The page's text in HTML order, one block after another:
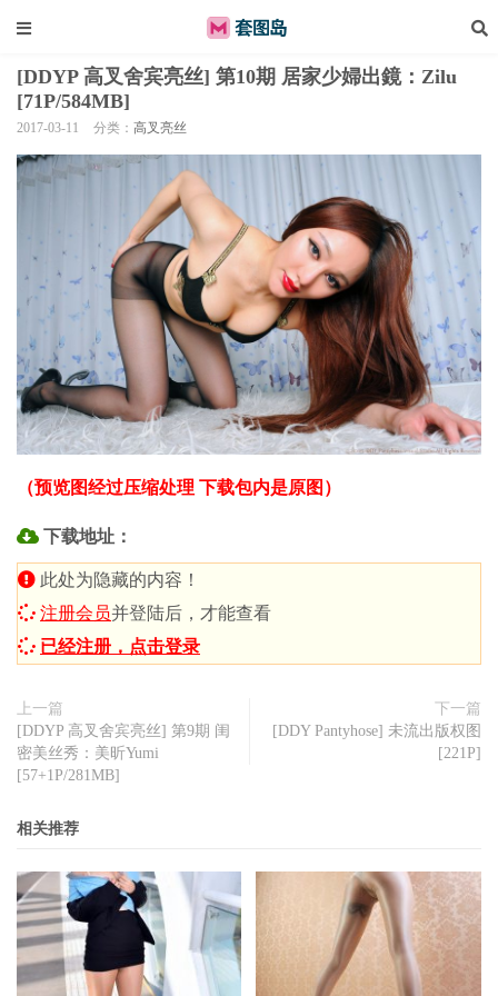
[DDYP 高叉舍宾亮丝] 第10期 居家少婦出鏡：Zilu
[71P/584MB]
2017-03-11 分类： 高叉亮丝
（预览图经过压缩处理 下载包内是原图）
下载地址：
此处为隐藏的内容！
注册会员并登陆后，才能查看
已经注册，点击登录
上一篇
[DDYP 高叉舍宾亮丝] 第9期 闺
密美丝秀：美昕Yumi
[57+1P/281MB]
下一篇
[DDY Pantyhose] 未流出版权图
[221P]
相关推荐